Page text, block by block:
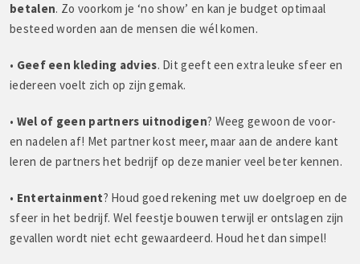
betalen. Zo voorkom je ‘no show’ en kan je budget optimaal
besteed worden aan de mensen die wél komen.
• Geef een kleding advies. Dit geeft een extra leuke sfeer en
iedereen voelt zich op zijn gemak.
• Wel of geen partners uitnodigen? Weeg gewoon de voor-
en nadelen af! Met partner kost meer, maar aan de andere kant
leren de partners het bedrijf op deze manier veel beter kennen.
• Entertainment? Houd goed rekening met uw doelgroep en de
sfeer in het bedrijf. Wel feestje bouwen terwijl er ontslagen zijn
gevallen wordt niet echt gewaardeerd. Houd het dan simpel!